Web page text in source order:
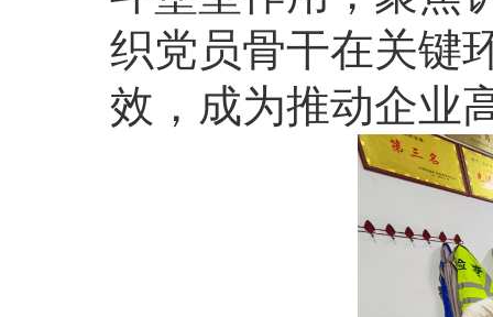
织党员骨干在关键
效，成为推动企业